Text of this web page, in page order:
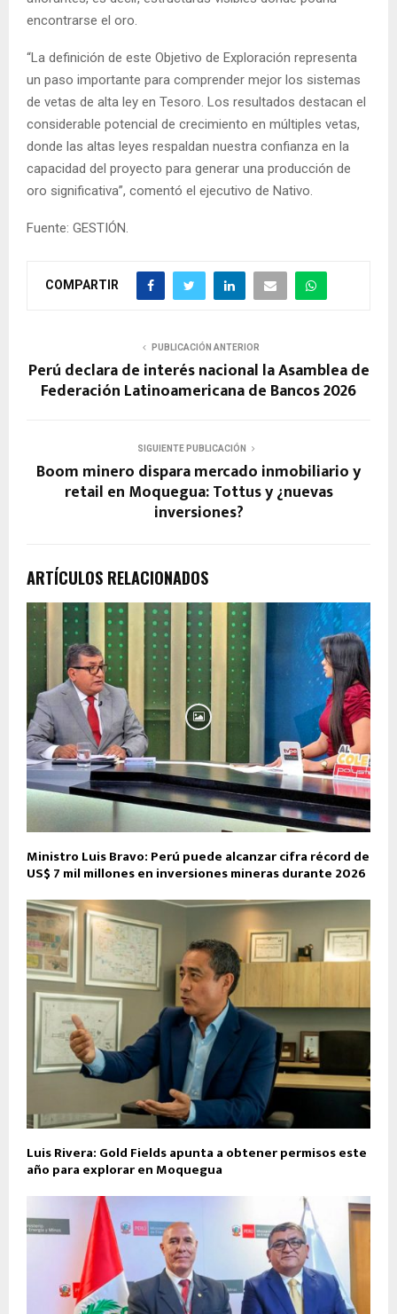
encontrarse el oro.
“La definición de este Objetivo de Exploración representa
un paso importante para comprender mejor los sistemas
de vetas de alta ley en Tesoro. Los resultados destacan el
considerable potencial de crecimiento en múltiples vetas,
donde las altas leyes respaldan nuestra confianza en la
capacidad del proyecto para generar una producción de
oro significativa”, comentó el ejecutivo de Nativo.
Fuente: GESTIÓN.
COMPARTIR
PUBLICACIÓN ANTERIOR
Perú declara de interés nacional la Asamblea de
Federación Latinoamericana de Bancos 2026
SIGUIENTE PUBLICACIÓN
Boom minero dispara mercado inmobiliario y
retail en Moquegua: Tottus y ¿nuevas
inversiones?
ARTÍCULOS RELACIONADOS
Ministro Luis Bravo: Perú puede alcanzar cifra récord de
US$ 7 mil millones en inversiones mineras durante 2026
Luis Rivera: Gold Fields apunta a obtener permisos este
año para explorar en Moquegua